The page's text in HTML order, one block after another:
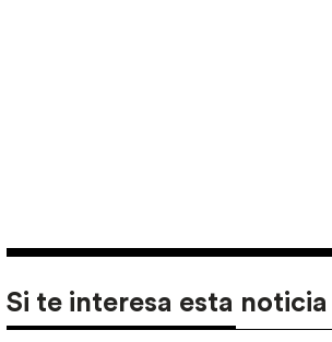
Si te interesa esta noticia